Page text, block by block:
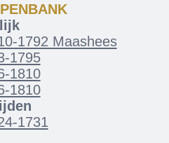
1792 Maashees
1795
1810
1810
1731